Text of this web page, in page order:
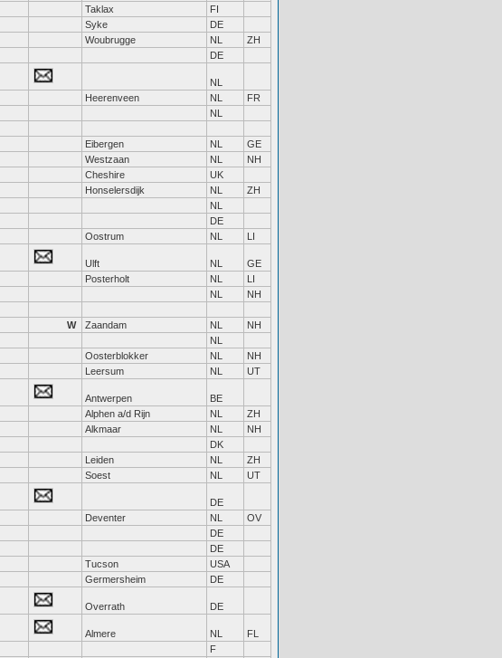
Taklax
FI
Syke
DE
Woubrugge NL
ZH
DE
NL
Heerenveen NL
FR
NL
Eibergen NL
GE
Westzaan NL
NH
Cheshire
UK
Honselersdijk NL
ZH
NL
DE
Oostrum NL LI
Ulft NL
GE
Posterholt NL
LI
NL
NH
W Zaandam NL
NH
NL
Oosterblokker NL
NH
Leersum NL UT
Antwerpen
BE
Alphen a/d Rijn NL
ZH
Alkmaar NL
NH
DK
Leiden NL
ZH
Soest NL UT
DE
Deventer NL
OV
DE
DE
Tucson
USA
Germersheim DE
Overrath DE
Almere NL
FL
F